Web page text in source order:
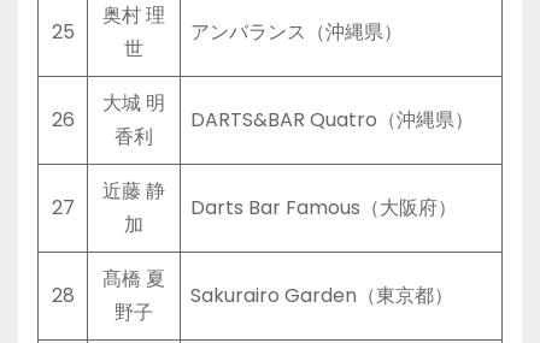
25
奥村 理
世
アンバランス（沖縄県）
26
大城 明
香利
DARTS&BAR Quatro（沖縄県）
27
近藤 静
加
Darts Bar Famous（大阪府）
28
髙橋 夏
野子
Sakurairo Garden（東京都）